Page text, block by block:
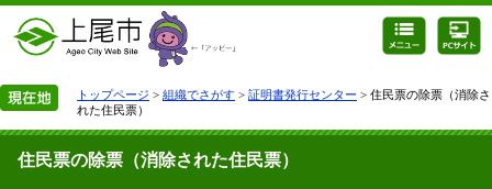
トップページ > 組織でさがす > 証明書発行センター > 住民票の除票（消除さ
れた住民票）
住民票の除票（消除された住民票）